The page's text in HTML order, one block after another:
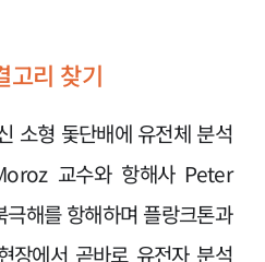
고리 찾기
소형 돛단배에 유전체 분석
교수와 항해사 Peter
해를 항해하며 플랑크톤과
장에서 곧바로 유전자 분석